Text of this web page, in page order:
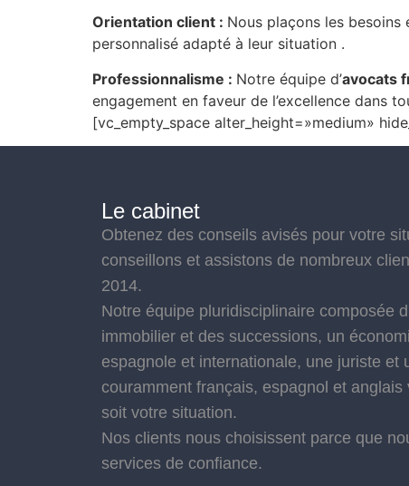
Orientation client : Nous plaçons les
personnalisé adapté à leur situation .
Professionnalisme : Notre équipe d’avocats
engagement en faveur de l’excellence dans
[vc_empty_space alter_height=»medium»
Le cabinet
Obtenez des conseils avisés pour votre
conseillons et assistons de nombreux
2014.
Notre équipe pluridisciplinaire composée
immobilier et des successions, un
espagnole et internationale, une juriste et
couramment français, espagnol et
soit votre situation.
Nos clients nous choisissent parce que
services de confiance.